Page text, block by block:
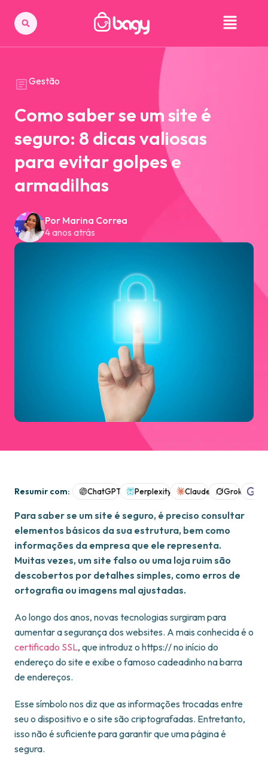
Gestão
Como saber se um site é
seguro: 8 dicas valiosas
para evitar golpes e
armadilhas
Por Marina Correa
4 anos atrás
Resumir com: ChatGPT Perplexity Claude Grok
Para saber se um site é seguro, é preciso consultar
elementos básicos da sua estrutura, bem como
informações da empresa que ele representa.
Muitas vezes, um site falso ou uma loja ruim são
descobertos por detalhes simples, como erros de
ortografia ou imagens mal ajustadas.
Ao longo dos anos, novas tecnologias surgiram para
aumentar a segurança dos websites. A mais conhecida é o
certificado SSL, que introduz o https:// no início do
endereço do site e exibe o famoso cadeadinho na barra
de endereços.
Esse símbolo nos diz que as informações trocadas entre
seu o dispositivo e o site são criptografadas. Entretanto,
isso não é suficiente para garantir que uma página é
segura.